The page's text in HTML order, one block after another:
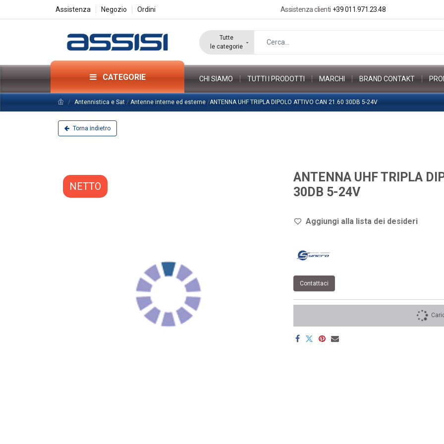
Assistenza Negozio Ordini Assistenza clienti +39 011.971.23.48
Tutte
le categorie
CATEGORIE CHI SIAMO TUTTI I PRODOTTI MARCHI BRAND CONTAKT
Antennistica e Sat / Antenne interne ed esterne /ANTENNA UHF TRIPLA DIPOLO ATTIVO CAN 21.60 30DB 5-24V
Torna indietro
NETTO
ANTENNA UHF TRIPLA
30DB 5-24V
Aggiungi alla lista dei desideri
Contattaci